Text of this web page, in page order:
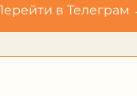
в Телеграм